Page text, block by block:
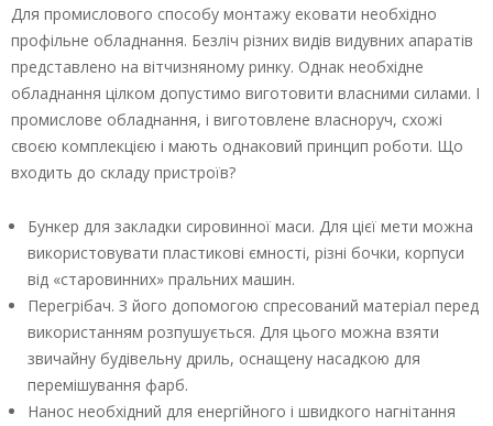
Для промислового способу монтажу ековати необхідно
профільне обладнання. Безліч різних видів видувних апаратів
представлено на вітчизняному ринку. Однак необхідне
обладнання цілком допустимо виготовити власними силами. І
промислове обладнання, і виготовлене власноруч, схожі
своєю комплекцією і мають однаковий принцип роботи. Що
входить до складу пристроїв?
Бункер для закладки сировинної маси. Для цієї мети можна
використовувати пластикові ємності, різні бочки, корпуси
від «старовинних» пральних машин.
Перегрібач. З його допомогою спресований матеріал перед
використанням розпушується. Для цього можна взяти
звичайну будівельну дриль, оснащену насадкою для
перемішування фарб.
Нанос необхідний для енергійного і швидкого нагнітання